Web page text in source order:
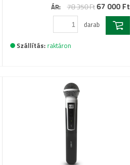
ÁR: 78 350 Ft 67 000 Ft
darab
Szállítás: raktáron